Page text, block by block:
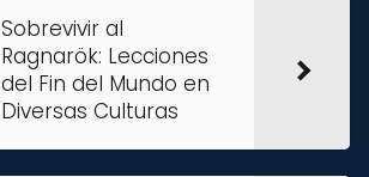
Sobrevivir al
Ragnarök: Lecciones
del Fin del Mundo en
Diversas Culturas